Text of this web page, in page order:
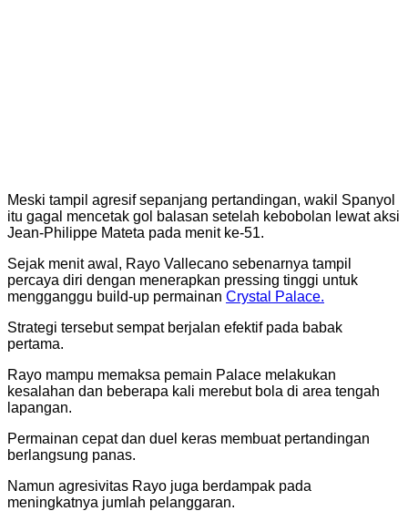
Meski tampil agresif sepanjang pertandingan, wakil Spanyol
itu gagal mencetak gol balasan setelah kebobolan lewat aksi
Jean-Philippe Mateta pada menit ke-51.
Sejak menit awal, Rayo Vallecano sebenarnya tampil
percaya diri dengan menerapkan pressing tinggi untuk
mengganggu build-up permainan Crystal Palace.
Strategi tersebut sempat berjalan efektif pada babak
pertama.
Rayo mampu memaksa pemain Palace melakukan
kesalahan dan beberapa kali merebut bola di area tengah
lapangan.
Permainan cepat dan duel keras membuat pertandingan
berlangsung panas.
Namun agresivitas Rayo juga berdampak pada
meningkatnya jumlah pelanggaran.